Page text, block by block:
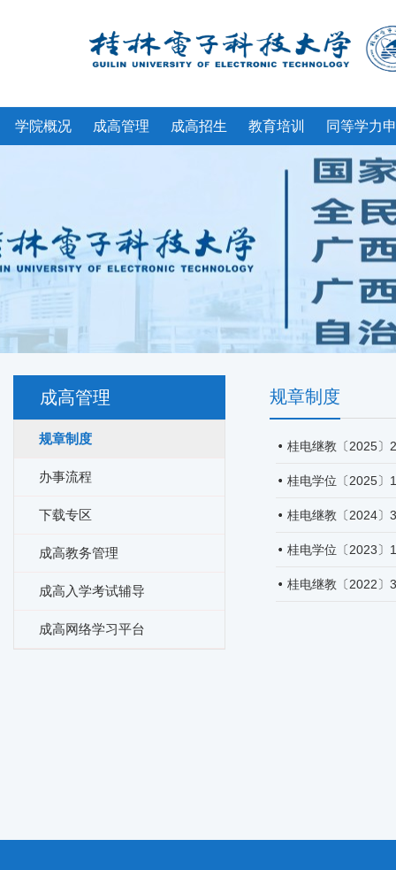
学院概况 成高管理 成高招生 教育培训 同等学力
成高管理
规章制度
办事流程
下载专区
成高教务管理
成高入学考试辅导
成高网络学习平台
规章制度
桂电继教〔2025〕
桂电学位〔2025〕
桂电继教〔2024〕
桂电学位〔2023〕
桂电继教〔2022〕